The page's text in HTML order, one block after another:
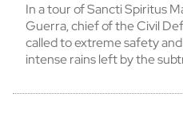
In a tour of Sancti Spiritus
Guerra, chief of the Civil
called to extreme safety
intense rains left by the